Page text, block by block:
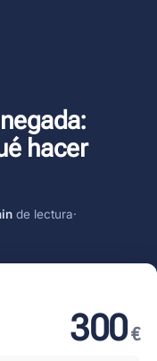
hacer
de lectura·
300€